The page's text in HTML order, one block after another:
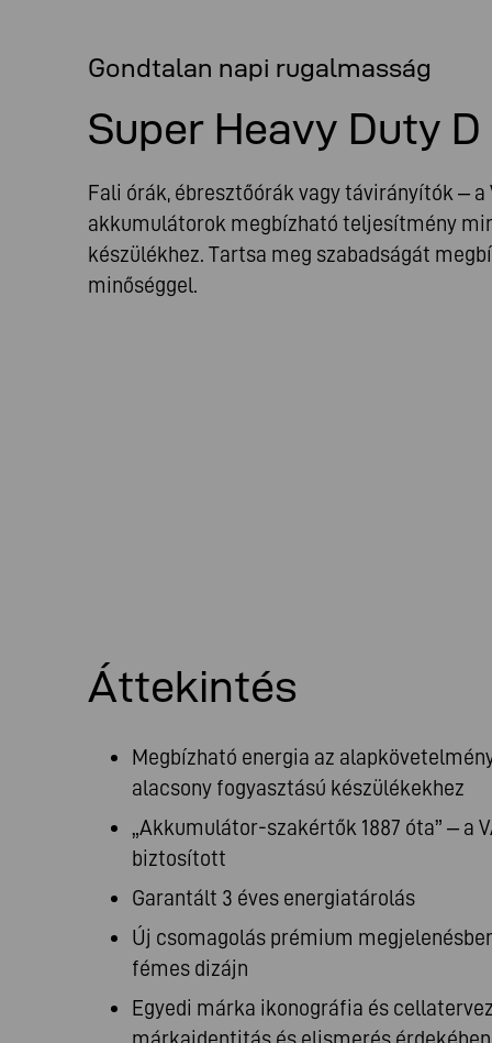
Gondtalan napi rugalmasság
Super Heavy Duty D
Fali órák, ébresztőórák vagy távirányítók –
akkumulátorok megbízható teljesítmény
készülékhez. Tartsa meg szabadságát
minőséggel.
Áttekintés
Megbízható energia az
alacsony fogyasztású készülékekhez
„Akkumulátor-szakértők 1887 óta” – a
biztosított
Garantált 3 éves energiatárolás
Új csomagolás prémium
fémes dizájn
Egyedi márka ikonográfia és